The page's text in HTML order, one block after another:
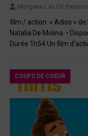
Morgane Las Dit Peisson
film / action « Adios » de
Natalia De Molina •
Durée 1h54 Un film
COUPS DE COEUR